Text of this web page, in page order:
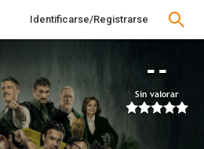
Identificarse/Registrarse
--
Sin valorar